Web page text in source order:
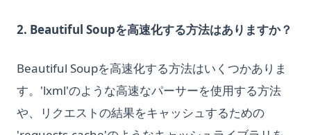
2. Beautiful Soupを高速化する方法はありますか？
Beautiful Soupを高速化する方法はいくつかありま
す。'lxml'のような高速なパーサーを使用する方法
や、リクエストの結果をキャッシュするための